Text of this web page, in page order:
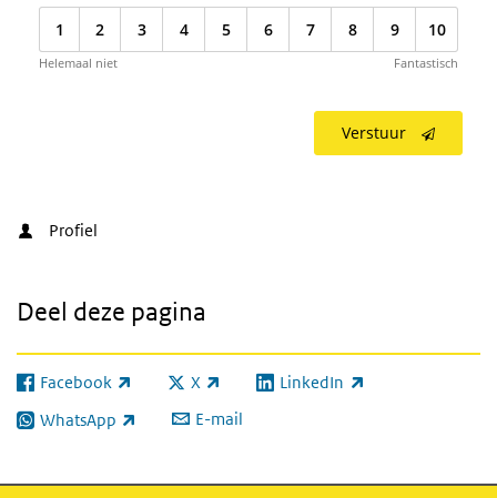
1 2 3 4 5 6 7 8 9 10
Helemaal niet Fantastisch
Verstuur
Profiel
Deel deze pagina
Facebook
(externe link) X
(externe link) LinkedIn
(externe link)
WhatsApp
(externe link) E-mail